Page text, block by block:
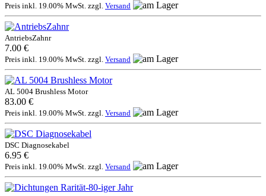
Preis inkl. 19.00% MwSt. zzgl. Versand
AntriebsZahnr
7.00 €
Preis inkl. 19.00% MwSt. zzgl. Versand
AL 5004 Brushless Motor
83.00 €
Preis inkl. 19.00% MwSt. zzgl. Versand
DSC Diagnosekabel
6.95 €
Preis inkl. 19.00% MwSt. zzgl. Versand